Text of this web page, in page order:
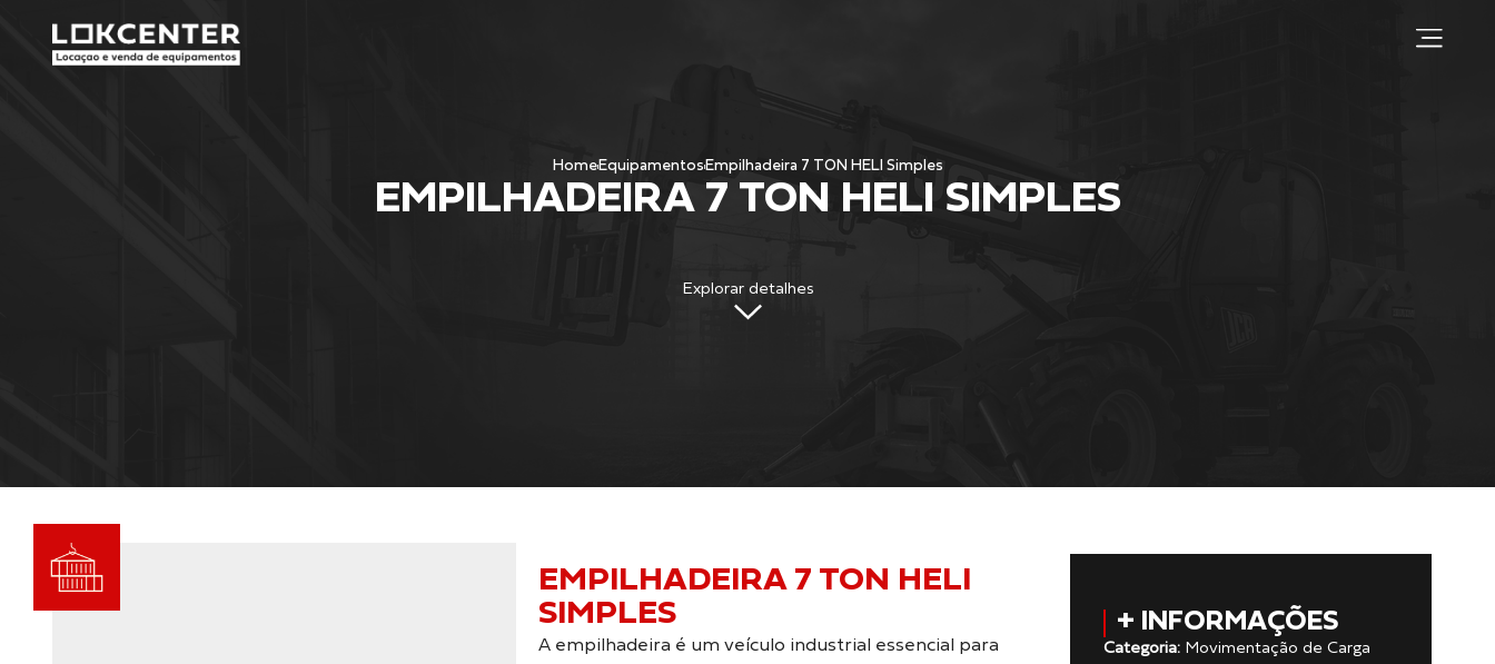
HomeEquipamentosEmpilhadeira 7 TON HELI Simples
EMPILHADEIRA 7 TON HELI SIMPLES
Explorar detalhes
EMPILHADEIRA 7 TON HELI
SIMPLES
A empilhadeira é um veículo industrial essencial para
+ INFORMAÇÕES
Categoria: Movimentação de Carga